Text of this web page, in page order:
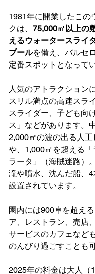
1981年に開業したこの
クは、 75,000㎡以上の
えるウォータースライ
プールを備え、バルセ
定番スポットとなって
人気のアトラクション
スリル満点の高速スラ
スライダー、子ども向
ス」などがあります。
2,000㎡の波の出る人
や、1,000㎡を超える
ラータ」（海賊迷路）
滝や噴水、沈んだ船、
設置されています。
園内には900卓を超え
ア、レストラン、売店
サービスのカフェなど
のんびり過ごすことも
2025年の料金は大人（